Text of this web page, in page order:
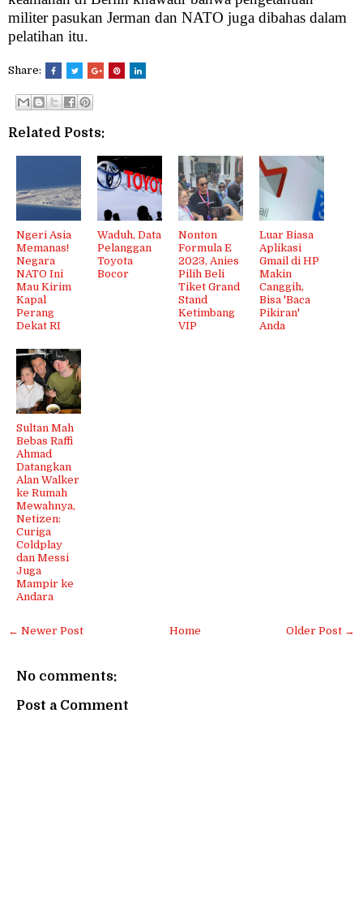
militer pasukan Jerman dan NATO juga dibahas dalam
pelatihan itu.
Share:
Related Posts:
Ngeri Asia
Memanas!
Negara
NATO Ini
Mau Kirim
Kapal
Perang
Dekat RI
Waduh, Data
Pelanggan
Toyota
Bocor
Nonton
Formula E
2023, Anies
Pilih Beli
Tiket Grand
Stand
Ketimbang
VIP
Luar Biasa
Aplikasi
Gmail di HP
Makin
Canggih,
Bisa 'Baca
Pikiran'
Anda
Sultan Mah
Bebas Raffi
Ahmad
Datangkan
Alan Walker
ke Rumah
Mewahnya,
Netizen:
Curiga
Coldplay
dan Messi
Juga
Mampir ke
Andara
← Newer Post Older Post →
Home
No comments:
Post a Comment